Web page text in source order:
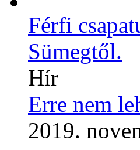
Férfi
Sümegtől.
Hír
Erre nem
2019.